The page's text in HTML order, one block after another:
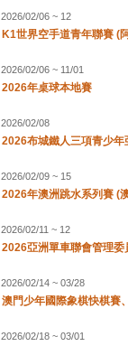
2026/02/06 ~ 12
K1世界空手道青年聯賽 (
2026/02/06 ~ 11/01
2026年桌球本地賽
2026/02/08
2026布城鐵人三項青少
2026/02/09 ~ 15
2026年澳洲跳水系列賽 (
2026/02/11 ~ 12
2026亞洲單車聯會管理
2026/02/14 ~ 03/28
澳門少年國際象棋快棋賽
2026/02/18 ~ 03/01